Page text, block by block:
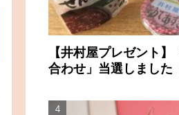
【井村屋プレゼント
合わせ」当選しました